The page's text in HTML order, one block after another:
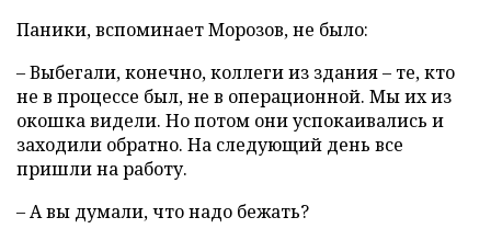
Паники, вспоминает Морозов, не было:
– Выбегали, конечно, коллеги из здания – те, кто
не в процессе был, не в операционной. Мы их из
окошка видели. Но потом они успокаивались и
заходили обратно. На следующий день все
пришли на работу.
– А вы думали, что надо бежать?